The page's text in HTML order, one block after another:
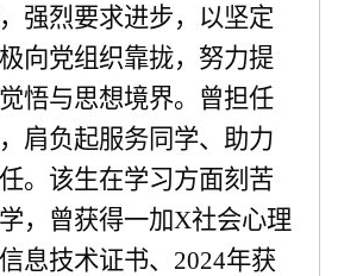
强烈要求进步，以坚定
向党组织靠拢，努力提
悟与思想境界。曾担任
肩负起服务同学、助力
。该生在学习方面刻苦
，曾获得一加X社会心理
息技术证书、2024年获